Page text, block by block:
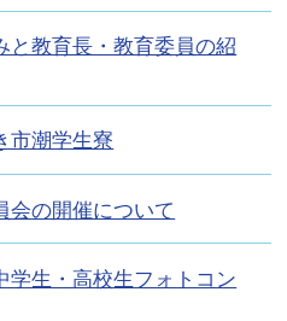
と教育長・教育委員の紹
市潮学生寮
会の開催について
学生・高校生フォトコン